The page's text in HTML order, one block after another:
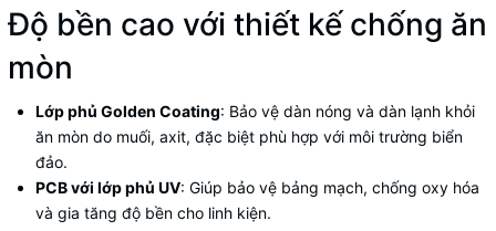
Độ bền cao với thiết kế chống ăn
mòn
Lớp phủ Golden Coating: Bảo vệ dàn nóng và dàn lạnh khỏi
ăn mòn do muối, axit, đặc biệt phù hợp với môi trường biển
đảo.
PCB với lớp phủ UV: Giúp bảo vệ bảng mạch, chống oxy hóa
và gia tăng độ bền cho linh kiện.